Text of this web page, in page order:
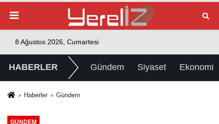
8 Ağustos 2026, Cumartesi
HABERLER Gündem Siyaset Ekonomi
Haberler Gündem
GÜNDEM